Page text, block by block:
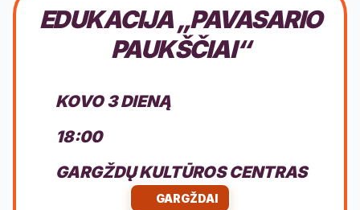
EDUKACIJA „PAVASARIO
PAUKŠČIAI“
KOVO 3 DIENĄ
18:00
GARGŽDŲ KULTŪROS CENTRAS
GARGŽDAI